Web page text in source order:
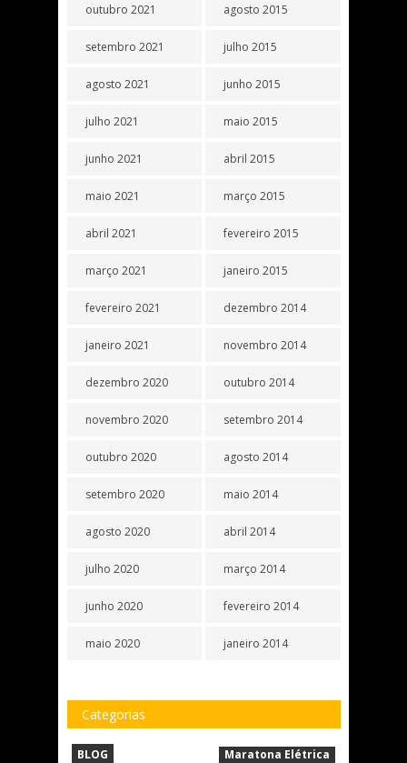
outubro 2021
setembro 2021
agosto 2021
julho 2021
junho 2021
maio 2021
abril 2021
março 2021
fevereiro 2021
janeiro 2021
dezembro 2020
novembro 2020
outubro 2020
setembro 2020
agosto 2020
julho 2020
junho 2020
maio 2020
agosto 2015
julho 2015
junho 2015
maio 2015
abril 2015
março 2015
fevereiro 2015
janeiro 2015
dezembro 2014
novembro 2014
outubro 2014
setembro 2014
agosto 2014
maio 2014
abril 2014
março 2014
fevereiro 2014
janeiro 2014
Categorias
BLOG Maratona Elétrica